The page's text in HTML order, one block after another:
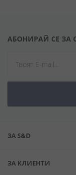
АБОНИРАЙ СЕ ЗА
ЗА S&D
ЗА КЛИЕНТИ